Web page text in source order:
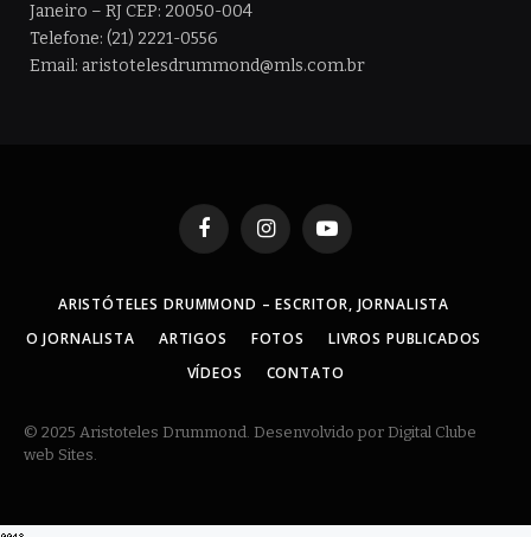
Janeiro – RJ CEP: 20050-004
Telefone: (21) 2221-0556
Email: aristotelesdrummond@mls.com.br
FacebookInstagramYouTube
ARISTÓTELES DRUMMOND – ESCRITOR, JORNALISTA
O JORNALISTA
ARTIGOS FOTOS
LIVROS PUBLICADOS
VÍDEOS
CONTATO
© 2025 Aristoteles Drummond. Desenvolvido por Digital Clube
web Sites.